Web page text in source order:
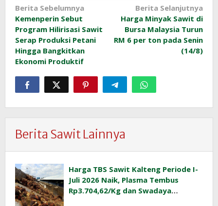
Navigasi
pos
Berita Sebelumnya
Kemenperin Sebut
Program Hilirisasi Sawit
Serap Produksi Petani
Hingga Bangkitkan
Ekonomi Produktif
Berita Selanjutnya
Harga Minyak Sawit di
Bursa Malaysia Turun
RM 6 per ton pada Senin
(14/8)
Berita Sawit Lainnya
Harga TBS Sawit Kalteng Periode I-
Juli 2026 Naik, Plasma Tembus
Rp3.704,62/Kg dan Swadaya